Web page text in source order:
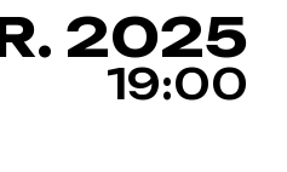
2025
19:00